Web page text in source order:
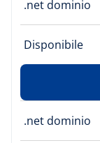
.net dominio
Disponibile
.net dominio